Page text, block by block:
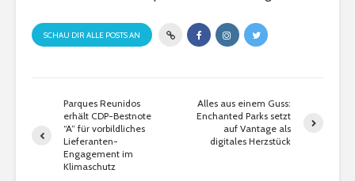
SCHAU DIR ALLE POSTS AN
Parques Reunidos
erhält CDP-Bestnote
“A” für vorbildliches
Lieferanten-
Engagement im
Klimaschutz
Alles aus einem Guss:
Enchanted Parks setzt
auf Vantage als
digitales Herzstück